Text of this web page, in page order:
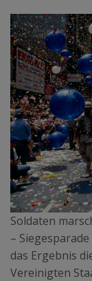
Soldaten
–
das Ergebnis
Vereinigten